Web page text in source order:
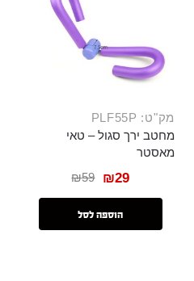
מק"ט: PLF55P
מחטב ירך סגול – טאי
מאסטר
₪59 ₪29
הוספה לסל